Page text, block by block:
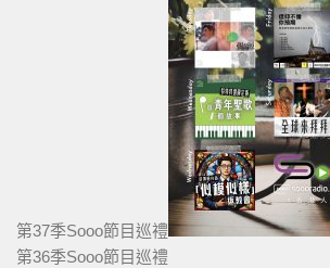
第37季Sooo節目巡禮
第36季Sooo節目巡禮